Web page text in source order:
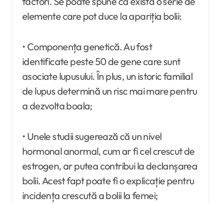
elemente care pot duce la apariția bolii:
• Componența genetică. Au fost
identificate peste 50 de gene care sunt
asociate lupusului. În plus, un istoric familial
de lupus determină un risc mai mare pentru
a dezvolta boala;
• Unele studii sugerează că un nivel
hormonal anormal, cum ar fi cel crescut de
estrogen, ar putea contribui la declanșarea
bolii. Acest fapt poate fi o explicație pentru
incidența crescută a bolii la femei;